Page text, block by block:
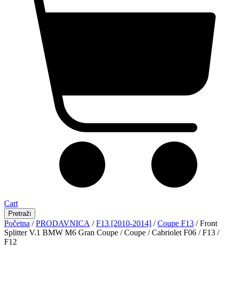
Cart
Pretraži
Početna /PRODAVNICA /F13 [2010-2014] /Coupe F13 / Front
Splitter V.1 BMW M6 Gran Coupe / Coupe / Cabriolet F06 / F13 /
F12